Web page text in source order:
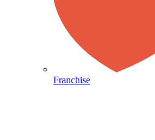
Franchise